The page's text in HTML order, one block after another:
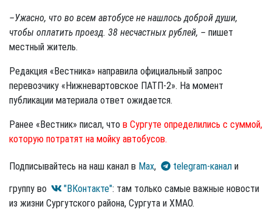
–Ужасно, что во всем автобусе не нашлось доброй души,
чтобы оплатить проезд. 38 несчастных рублей, – пишет
местный житель.
Редакция «Вестника» направила официальный запрос
перевозчику «Нижневартовское ПАТП-2». На момент
публикации материала ответ ожидается.
Ранее «Вестник» писал, что в Сургуте определились с суммой,
которую потратят на мойку автобусов.
Подписывайтесь на наш канал в Max, telegram-канал и
группу во
"ВКонтакте": там только самые важные новости
из жизни Сургутского района, Сургута и ХМАО.